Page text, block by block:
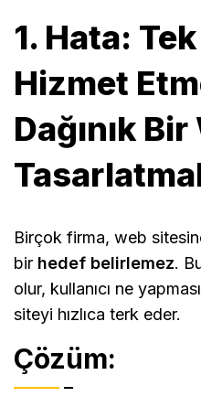
1. Hata:
Hizmet
Dağınık
Birçok firma, web
bir hedef belirlemez.
olur, kullanıcı ne
siteyi hızlıca terk eder.
Çözüm: